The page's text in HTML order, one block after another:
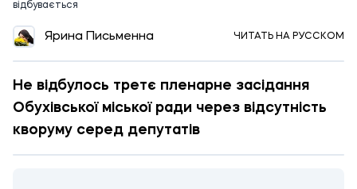
відбувається
Ярина Письменна ЧИТАТЬ НА РУССКОМ
Не відбулось третє пленарне засідання
Обухівської міської ради через відсутність
кворуму серед депутатів